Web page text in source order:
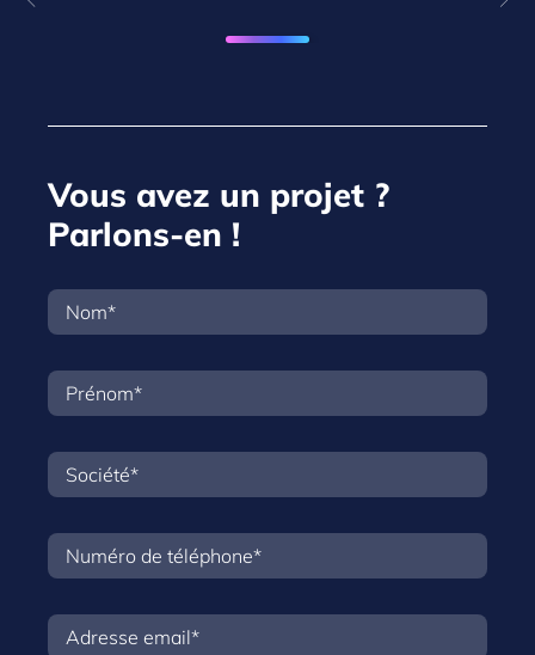
Vous avez un projet ?
Parlons-en !